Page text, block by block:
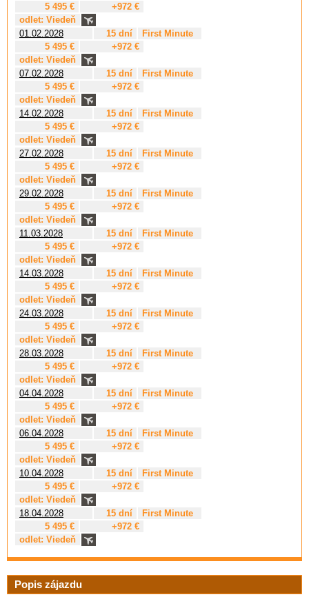
5 495 €
+972 €
odlet: Viedeň
01.02.2028
15 dní
First Minute
5 495 €
+972 €
odlet: Viedeň
07.02.2028
15 dní
First Minute
5 495 €
+972 €
odlet: Viedeň
14.02.2028
15 dní
First Minute
5 495 €
+972 €
odlet: Viedeň
27.02.2028
15 dní
First Minute
5 495 €
+972 €
odlet: Viedeň
29.02.2028
15 dní
First Minute
5 495 €
+972 €
odlet: Viedeň
11.03.2028
15 dní
First Minute
5 495 €
+972 €
odlet: Viedeň
14.03.2028
15 dní
First Minute
5 495 €
+972 €
odlet: Viedeň
24.03.2028
15 dní
First Minute
5 495 €
+972 €
odlet: Viedeň
28.03.2028
15 dní
First Minute
5 495 €
+972 €
odlet: Viedeň
04.04.2028
15 dní
First Minute
5 495 €
+972 €
odlet: Viedeň
06.04.2028
15 dní
First Minute
5 495 €
+972 €
odlet: Viedeň
10.04.2028
15 dní
First Minute
5 495 €
+972 €
odlet: Viedeň
18.04.2028
15 dní
First Minute
5 495 €
+972 €
odlet: Viedeň
Popis zájazdu